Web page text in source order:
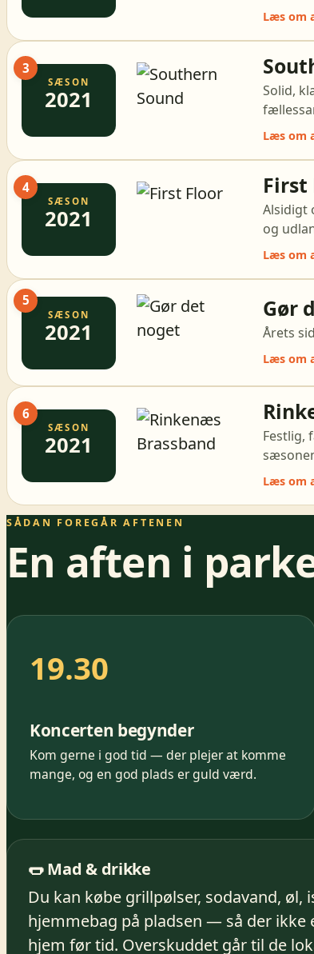
Læs om
3
SÆSON
2021
Solid,
Læs om
4
SÆSON
2021
First
Alsidigt
og
Læs om
5
SÆSON
2021
Gør
Årets
Læs om
6
SÆSON
2021
Festlig,
Læs om
SÅDAN FOREGÅR AFTENEN
En aften i
19.30
Koncerten begynder
Kom gerne i god tid — der plejer at komme
mange, og en god plads er guld værd.
🌭 Mad & drikke
Du kan købe grillpølser, sodavand, øl,
hjemmebag på pladsen — så der ikke
hjem før tid. Overskuddet går til de